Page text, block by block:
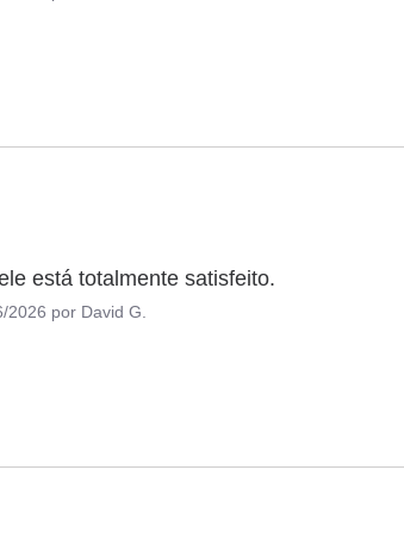
está totalmente satisfeito.
2026 por David G.